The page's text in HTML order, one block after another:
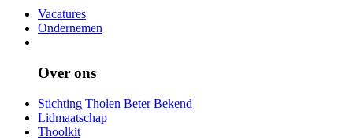
Vacatures
Ondernemen
Over ons
Stichting Tholen Beter Bekend
Lidmaatschap
Thoolkit